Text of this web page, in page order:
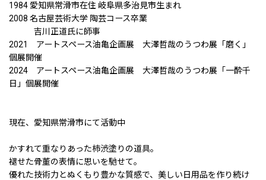
1984 愛知県常滑市在住 岐阜県多治見市生まれ
2008 名古屋芸術大学 陶芸コース卒業
吉川正道氏に師事
2021 アートスペース油亀企画展 大澤哲哉のうつわ展「磨く」
個展開催
2024 アートスペース油亀企画展 大澤哲哉のうつわ展「一酔千
日」個展開催
現在、愛知県常滑市にて活動中
かすれて重なりあった柿渋塗りの道具。
褪せた骨董の表情に思いを馳せて。
優れた技術力とぬくもり豊かな質感で、美しい日用品を作り続け